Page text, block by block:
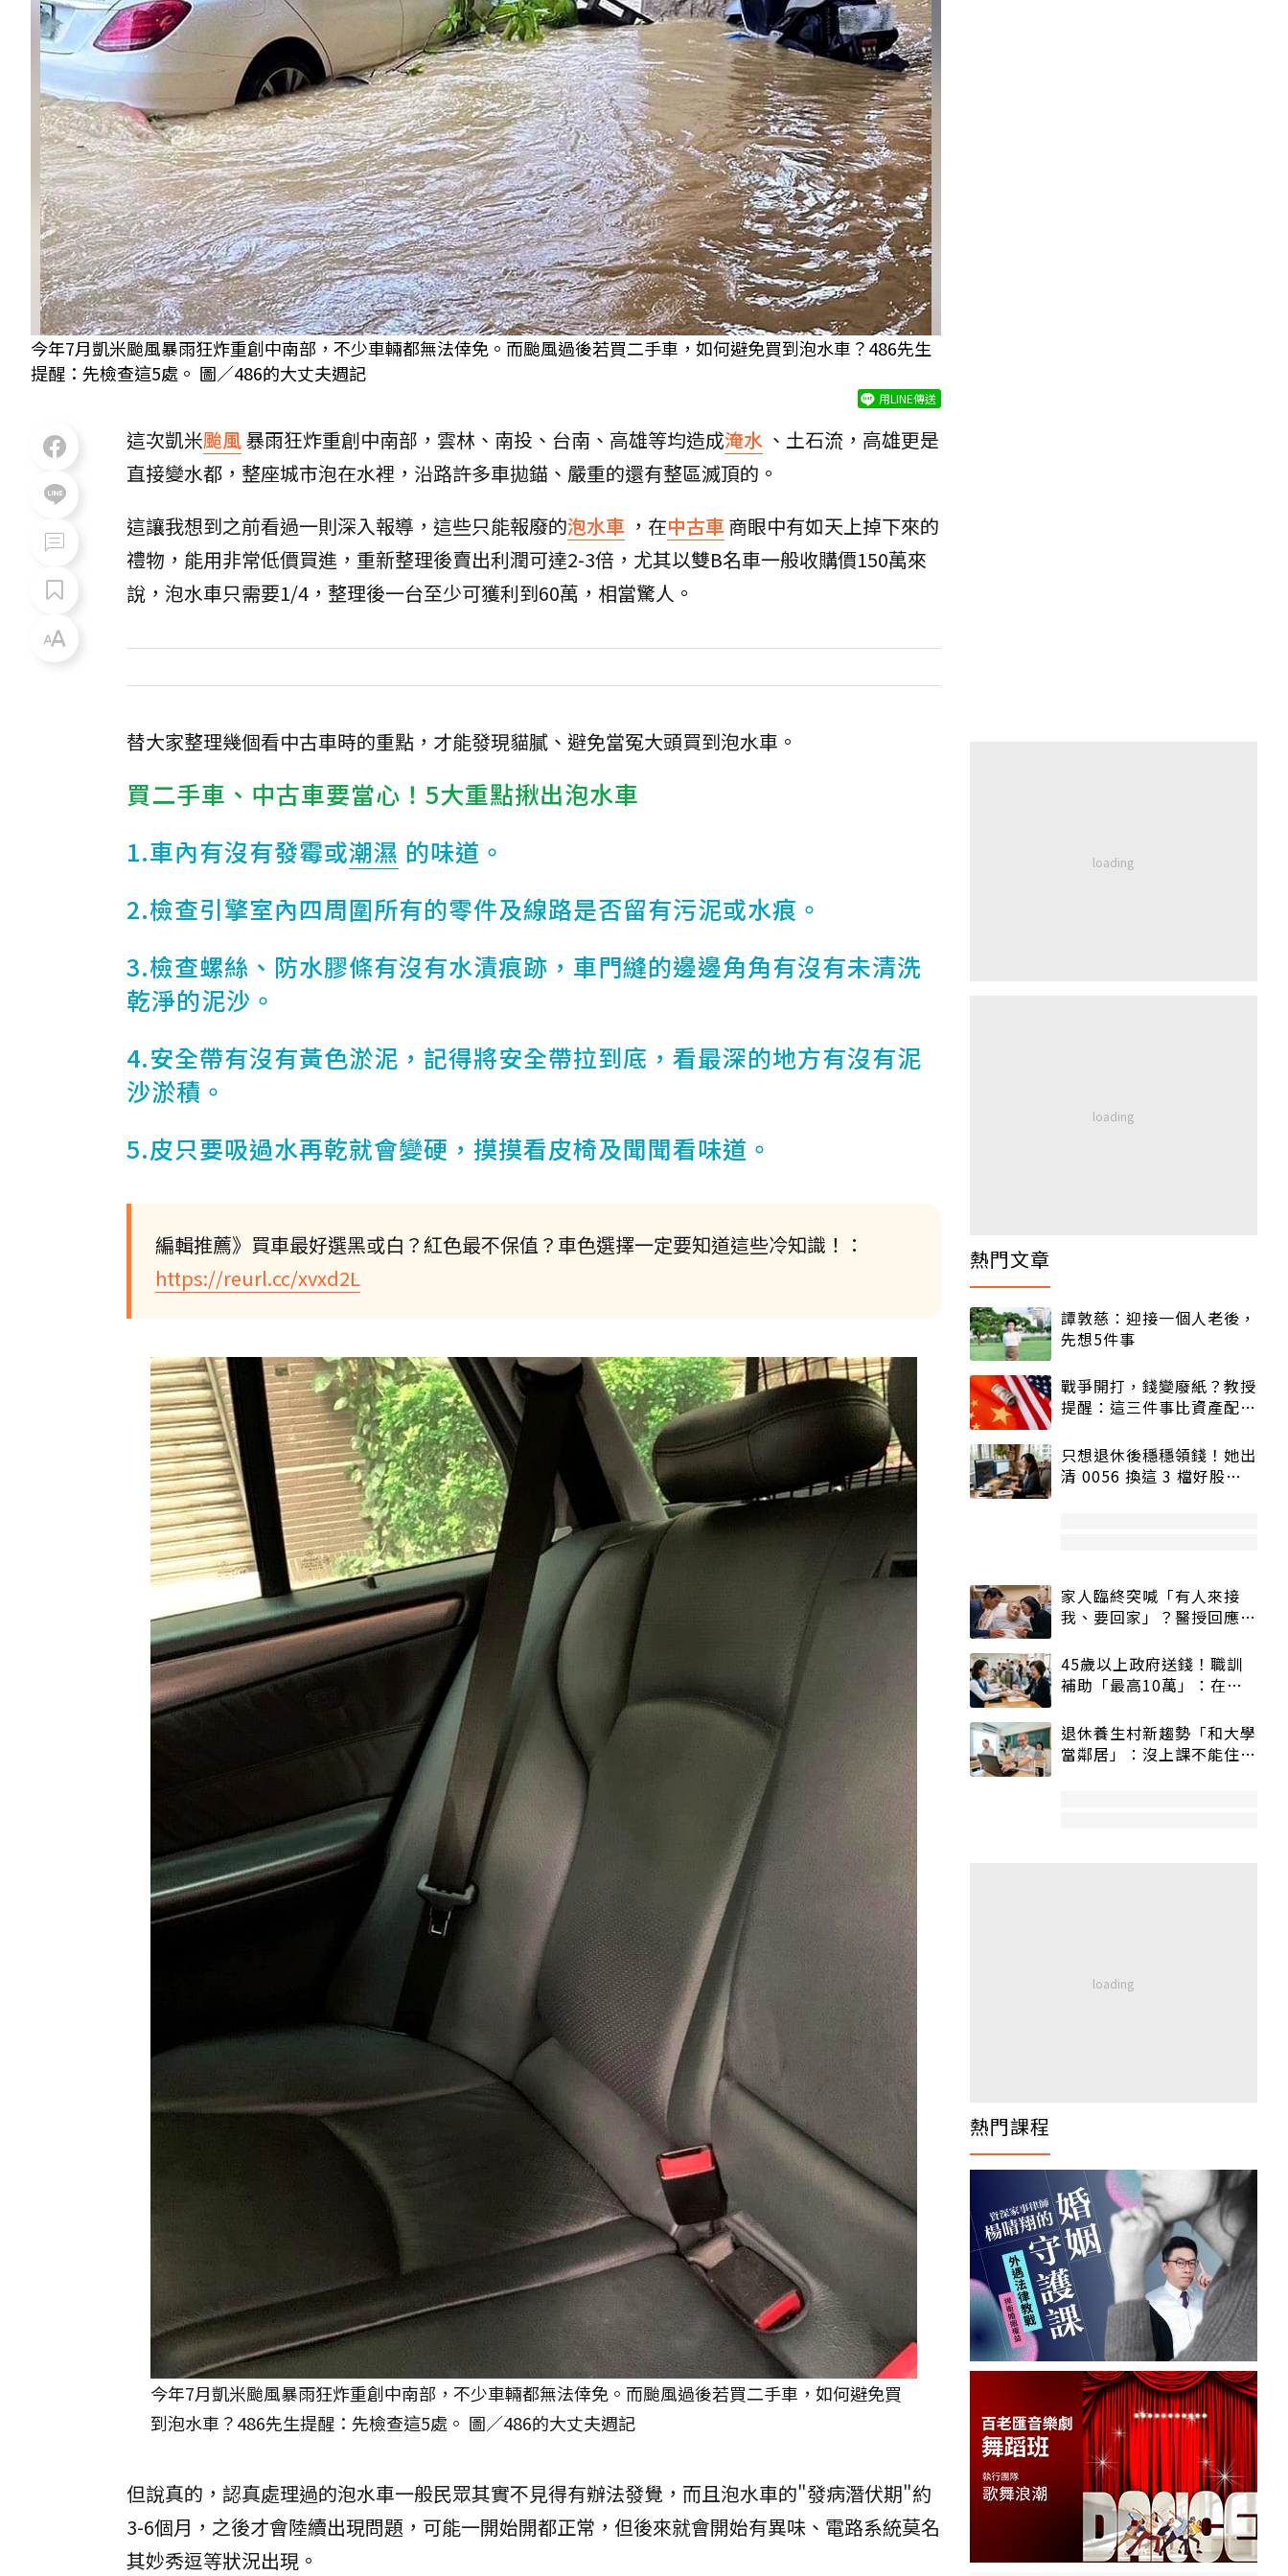
今年7月凱米颱風暴雨狂炸重創中南部，不少車輛都無法倖免。而颱風過後若買二手車，如何避免買到泡水車？486先生
提醒：先檢查這5處。 圖／486的大丈夫週記
用LINE傳送
這次凱米颱風暴雨狂炸重創中南部，雲林、南投、台南、高雄等均造成淹水 、土石流，高雄更是
直接變水都，整座城市泡在水裡，沿路許多車拋錨、嚴重的還有整區滅頂的。
這讓我想到之前看過一則深入報導，這些只能報廢的泡水車 ，在中古車商眼中有如天上掉下來的
禮物，能用非常低價買進，重新整理後賣出利潤可達2-3倍，尤其以雙B名車一般收購價150萬來
說，泡水車只需要1/4，整理後一台至少可獲利到60萬，相當驚人。
替大家整理幾個看中古車時的重點，才能發現貓膩、避免當冤大頭買到泡水車。
買二手車、中古車要當心！5大重點揪出泡水車
1.車內有沒有發霉或潮濕 的味道。
2.檢查引擎室內四周圍所有的零件及線路是否留有污泥或水痕。
3.檢查螺絲、防水膠條有沒有水漬痕跡，車門縫的邊邊角角有沒有未清洗
乾淨的泥沙。
4.安全帶有沒有黃色淤泥，記得將安全帶拉到底，看最深的地方有沒有泥
沙淤積。
5.皮只要吸過水再乾就會變硬，摸摸看皮椅及聞聞看味道。
編輯推薦》買車最好選黑或白？紅色最不保值？車色選擇一定要知道這些冷知識！：
https://reurl.cc/xvxd2L
今年7月凱米颱風暴雨狂炸重創中南部，不少車輛都無法倖免。而颱風過後若買二手車，如何避免買
到泡水車？486先生提醒：先檢查這5處。 圖／486的大丈夫週記
但說真的，認真處理過的泡水車一般民眾其實不見得有辦法發覺，而且泡水車的"發病潛伏期"約
3-6個月，之後才會陸續出現問題，可能一開始開都正常，但後來就會開始有異味、電路系統莫名
其妙秀逗等狀況出現。
熱門文章
譚敦慈：迎接一個人老後，
先想5件事
戰爭開打，錢變廢紙？教授
提醒：這三件事比資產配置
只想退休後穩穩領錢！她出
清 0056 換這 3 檔好股：
家人臨終突喊「有人來接
我、要回家」？醫授回應方
45歲以上政府送錢！職訓
補助「最高10萬」：在
退休養生村新趨勢「和大學
當鄰居」：沒上課不能住、
熱門課程